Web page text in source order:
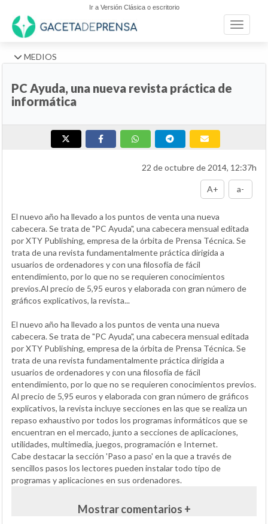
Ir a Versión Clásica o escritorio
Toggle
MEDIOS
PC Ayuda, una nueva revista práctica de
informática
22 de octubre de 2014, 12:37h
A+ a-
El nuevo año ha llevado a los puntos de venta una nueva
cabecera. Se trata de "PC Ayuda", una cabecera mensual editada
por XTY Publishing, empresa de la órbita de Prensa Técnica. Se
trata de una revista fundamentalmente práctica dirigida a
usuarios de ordenadores y con una filosofía de fácil
entendimiento, por lo que no se requieren conocimientos
previos.Al precio de 5,95 euros y elaborada con gran número de
gráficos explicativos, la revista...
El nuevo año ha llevado a los puntos de venta una nueva
cabecera. Se trata de "PC Ayuda", una cabecera mensual editada
por XTY Publishing, empresa de la órbita de Prensa Técnica. Se
trata de una revista fundamentalmente práctica dirigida a
usuarios de ordenadores y con una filosofía de fácil
entendimiento, por lo que no se requieren conocimientos previos.
Al precio de 5,95 euros y elaborada con gran número de gráficos
explicativos, la revista incluye secciones en las que se realiza un
repaso exhaustivo por todos los programas informáticos que se
encuentran en el mercado, junto a secciones de aplicaciones,
utilidades, multimedia, juegos, programación e Internet.
Cabe destacar la sección 'Paso a paso' en la que a través de
sencillos pasos los lectores pueden instalar todo tipo de
programas y aplicaciones en sus ordenadores.
Mostrar comentarios +